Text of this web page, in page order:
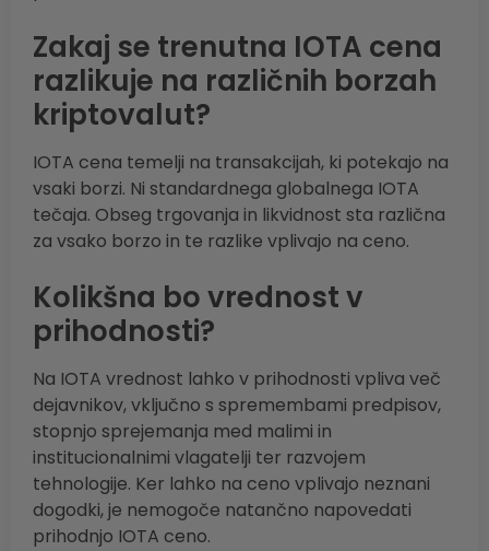
Zakaj se trenutna IOTA cena
razlikuje na različnih borzah
kriptovalut?
IOTA cena temelji na transakcijah, ki potekajo na
vsaki borzi. Ni standardnega globalnega IOTA
tečaja. Obseg trgovanja in likvidnost sta različna
za vsako borzo in te razlike vplivajo na ceno.
Kolikšna bo vrednost v
prihodnosti?
Na IOTA vrednost lahko v prihodnosti vpliva več
dejavnikov, vključno s spremembami predpisov,
stopnjo sprejemanja med malimi in
institucionalnimi vlagatelji ter razvojem
tehnologije. Ker lahko na ceno vplivajo neznani
dogodki, je nemogoče natančno napovedati
prihodnjo IOTA ceno.